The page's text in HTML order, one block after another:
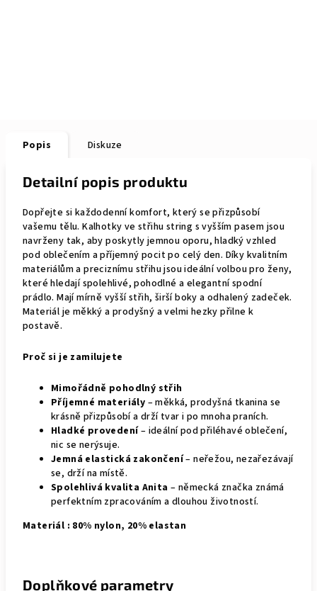
Popis Diskuze
Detailní popis produktu
Dopřejte si každodenní komfort, který se přizpůsobí
vašemu tělu. Kalhotky ve střihu string s vyšším pasem jsou
navrženy tak, aby poskytly jemnou oporu, hladký vzhled
pod oblečením a příjemný pocit po celý den. Díky kvalitním
materiálům a preciznímu střihu jsou ideální volbou pro ženy,
které hledají spolehlivé, pohodlné a elegantní spodní
prádlo. Mají mírně vyšší střih, širší boky a odhalený zadeček.
Materiál je měkký a prodyšný a velmi hezky přilne k
postavě.
Proč si je zamilujete
Mimořádně pohodlný střih
Příjemné materiály – měkká, prodyšná tkanina se
krásně přizpůsobí a drží tvar i po mnoha praních.
Hladké provedení– ideální pod přiléhavé oblečení,
nic se nerýsuje.
Jemná elastická zakončení– neřežou, nezařezávají
se, drží na místě.
Spolehlivá kvalita Anita – německá značka známá
perfektním zpracováním a dlouhou životností.
Materiál : 80% nylon, 20% elastan
Doplňkové parametry